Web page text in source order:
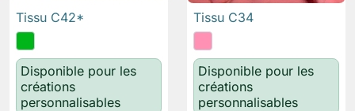
Tissu C42*
Disponible pour les
créations
personnalisables
Tissu C34
Disponible pour les
créations
personnalisables